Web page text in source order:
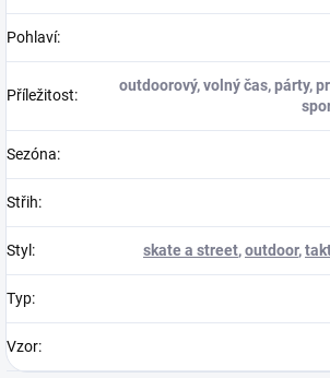
Pohlaví:
Příležitost:
outdoorový, volný čas, párty,
Sezóna:
Střih:
Styl : skate a street,outdoor,
Typ:
Vzor: